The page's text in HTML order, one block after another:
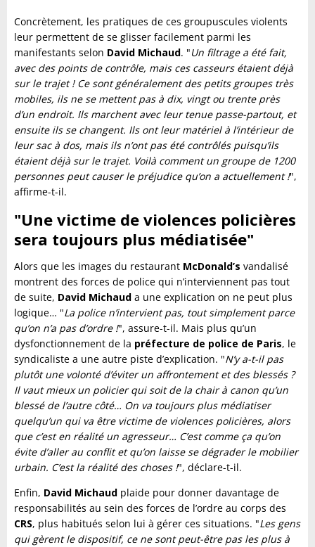
Concrètement, les pratiques de ces groupuscules violents
leur permettent de se glisser facilement parmi les
manifestants selon David Michaud. "Un filtrage a été fait,
avec des points de contrôle, mais ces casseurs étaient déjà
sur le trajet ! Ce sont généralement des petits groupes très
mobiles, ils ne se mettent pas à dix, vingt ou trente près
d’un endroit. Ils marchent avec leur tenue passe-partout, et
ensuite ils se changent. Ils ont leur matériel à l’intérieur de
leur sac à dos, mais ils n’ont pas été contrôlés puisqu’ils
étaient déjà sur le trajet. Voilà comment un groupe de 1200
personnes peut causer le préjudice qu’on a actuellement !",
affirme-t-il.
"Une victime de violences policières
sera toujours plus médiatisée"
Alors que les images du restaurant McDonald’s vandalisé
montrent des forces de police qui n’interviennent pas tout
de suite, David Michaud a une explication on ne peut plus
logique… "La police n’intervient pas, tout simplement parce
qu’on n’a pas d’ordre !", assure-t-il. Mais plus qu’un
dysfonctionnement de la préfecture de police de Paris, le
syndicaliste a une autre piste d’explication. "N’y a-t-il pas
plutôt une volonté d’éviter un affrontement et des blessés ?
Il vaut mieux un policier qui soit de la chair à canon qu’un
blessé de l’autre côté… On va toujours plus médiatiser
quelqu’un qui va être victime de violences policières, alors
que c’est en réalité un agresseur… C’est comme ça qu’on
évite d’aller au conflit et qu’on laisse se dégrader le mobilier
urbain. C’est la réalité des choses !", déclare-t-il.
Enfin, David Michaud plaide pour donner davantage de
responsabilités au sein des forces de l’ordre au corps des
CRS, plus habitués selon lui à gérer ces situations. "Les gens
qui gèrent le dispositif, ce ne sont peut-être pas les plus à